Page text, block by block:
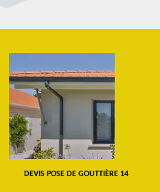
DEVIS POSE DE GOUTTIÈRE 14